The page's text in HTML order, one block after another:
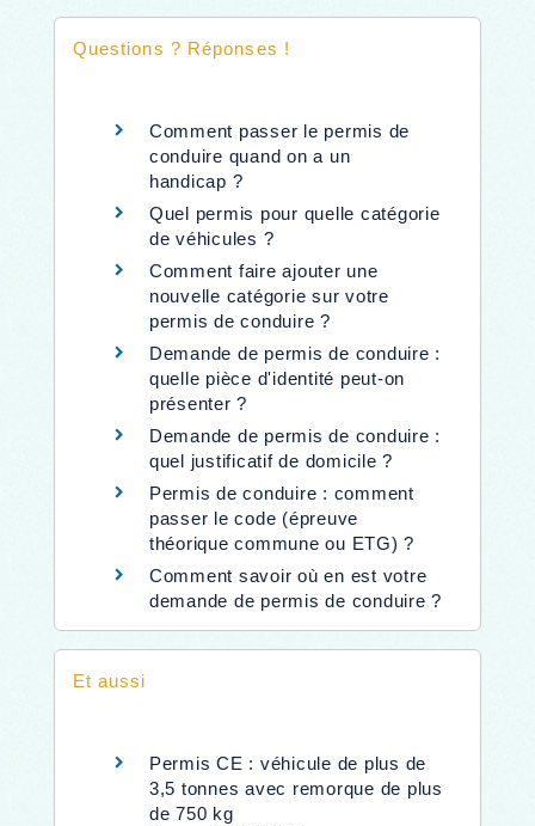
Questions ? Réponses !
Comment passer le permis de
conduire quand on a un
handicap ?
Quel permis pour quelle catégorie
de véhicules ?
Comment faire ajouter une
nouvelle catégorie sur votre
permis de conduire ?
Demande de permis de conduire :
quelle pièce d'identité peut-on
présenter ?
Demande de permis de conduire :
quel justificatif de domicile ?
Permis de conduire : comment
passer le code (épreuve
théorique commune ou ETG) ?
Comment savoir où en est votre
demande de permis de conduire ?
Et aussi
Permis CE : véhicule de plus de
3,5 tonnes avec remorque de plus
de 750 kg